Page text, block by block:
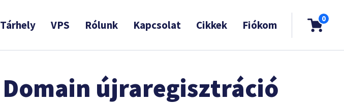
Tárhely VPS Rólunk Kapcsolat Cikkek Fiókom 0
Domain újraregisztráció